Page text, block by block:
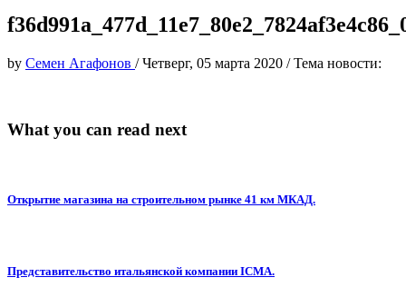
by Семен Агафонов /Четверг, 05 марта 2020 /Тема новости:
What you can read next
Открытие магазина на строительном рынке 41 км МКАД.
Представительство итальянской компании ICMA.